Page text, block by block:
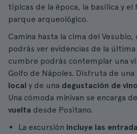
típicas de la época, la basílica y el
parque arqueológico.
Camina hasta la cima del
podrás ver evidencias de la
cumbre podrás contemplar una
Golfo de Nápoles. Disfruta de una
local y de una degustación de
Una cómoda minivan se encarga
vuelta desde Positano.
La excursión incluye las